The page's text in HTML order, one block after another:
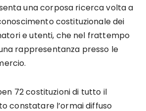
una corposa ricerca volta a
costituzionale dei
e utenti, che nel frattempo
rappresentanza presso le
72 costituzioni di tutto il
constatare l’ormai diffuso